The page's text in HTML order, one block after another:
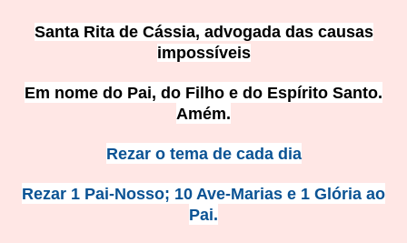
Santa Rita de Cássia, advogada das causas
impossíveis
Em nome do Pai, do Filho e do Espírito Santo.
Amém.
Rezar o tema de cada dia
Rezar 1 Pai-Nosso; 10 Ave-Marias e 1 Glória ao
Pai.